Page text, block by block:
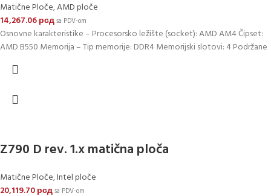
Matične Ploče,AMD ploče
14,267.06рсдsa PDV-om
Osnovne karakteristike – Procesorsko ležište (socket): AMD AM4 Čipset:
AMD B550 Memorija – Tip memorije: DDR4 Memorijski slotovi: 4 Podržane
Z790 D rev. 1.x matična ploča
Matične Ploče,Intel ploče
20,119.70рсдsa PDV-om